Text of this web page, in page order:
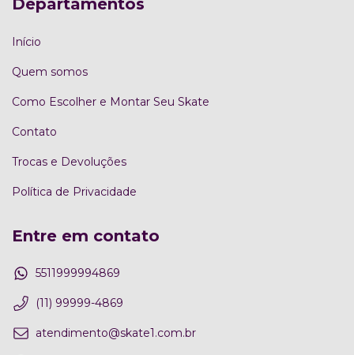
Departamentos
Início
Quem somos
Como Escolher e Montar Seu Skate
Contato
Trocas e Devoluções
Política de Privacidade
Entre em contato
5511999994869
(11) 99999-4869
atendimento@skate1.com.br